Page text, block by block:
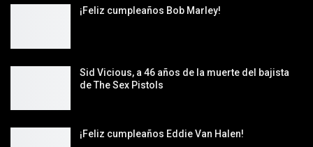
¡Feliz cumpleaños Bob Marley!
Sid Vicious, a 46 años de la muerte del bajista
de The Sex Pistols
¡Feliz cumpleaños Eddie Van Halen!